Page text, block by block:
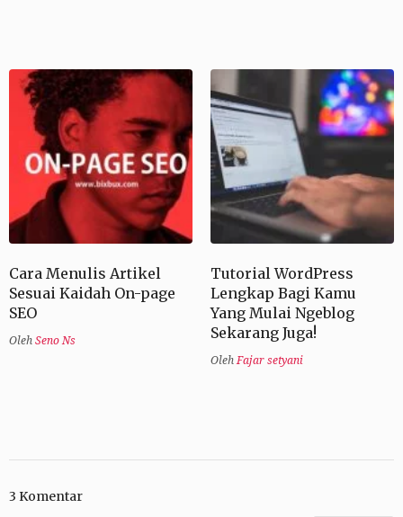
Cara Menulis Artikel
Sesuai Kaidah On-page
SEO
Oleh Seno Ns
Tutorial WordPress
Lengkap Bagi Kamu
Yang Mulai Ngeblog
Sekarang Juga!
OlehFajar setyani
3 Komentar